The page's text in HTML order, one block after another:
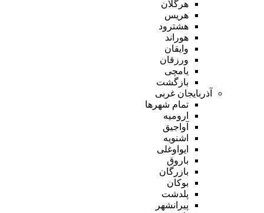
هرگلان
هریس
هشترود
هوراند
وایقان
ورزقان
یامچی
بازگشت
آذربایجان غربی
تمام شهر‌ها
ارومیه
آواجیق
اشنویه
ایواوغلی
باروق
بازرگان
بوکان
پلدشت
پیرانشهر